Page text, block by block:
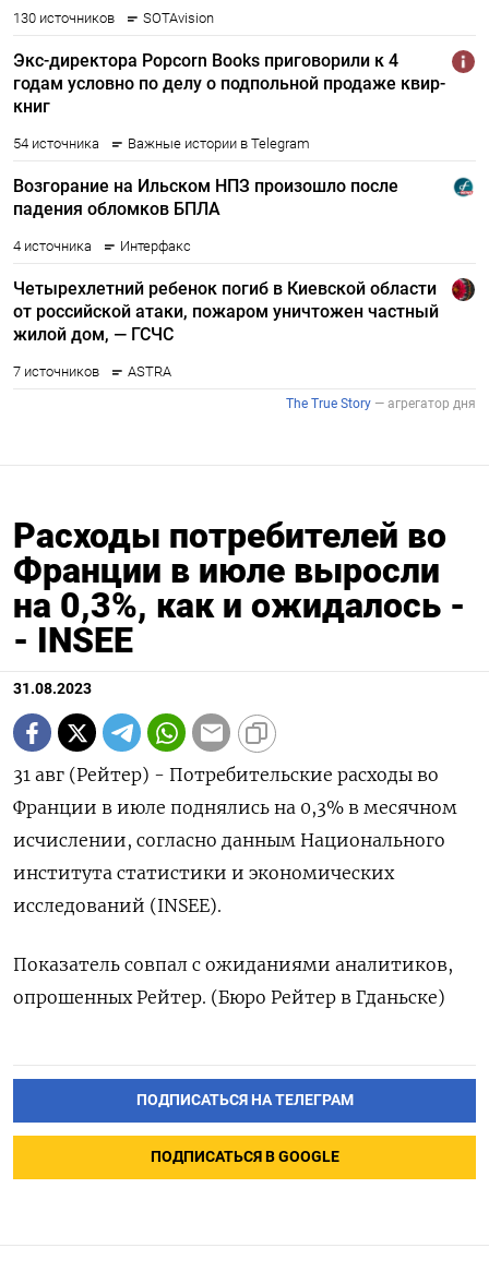
Расходы потребителей во
Франции в июле выросли
на 0,3%, как и ожидалось -
- INSEE
31.08.2023
31 авг (Рейтер) - Потребительские расходы во
Франции в июле поднялись на 0,3% в месячном
исчислении, согласно данным Национального
института статистики и экономических
исследований (INSEE).
Показатель совпал с ожиданиями аналитиков,
опрошенных Рейтер. (Бюро Рейтер в Гданьске)
ПОДПИСАТЬСЯ НА ТЕЛЕГРАМ
ПОДПИСАТЬСЯ В GOOGLE